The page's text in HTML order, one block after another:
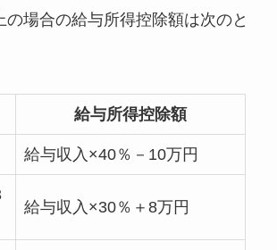
の場合の給与所得控除額は次のと
給与所得控除額
給与収入×40％－10万円
給与収入×30％＋8万円